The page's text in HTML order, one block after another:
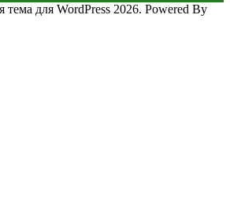
тема для WordPress 2026. Powered By